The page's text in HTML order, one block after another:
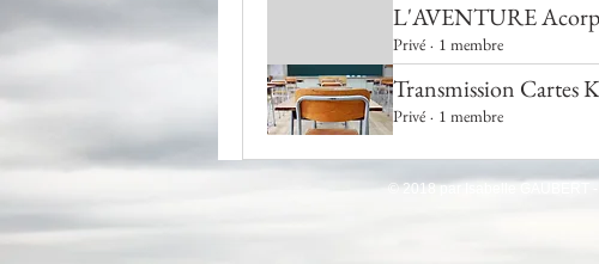
L'AVENTURE
Privé · 1 membre
Transmission Cartes
Privé · 1 membre
© 2018 par Isabelle GAUBERT